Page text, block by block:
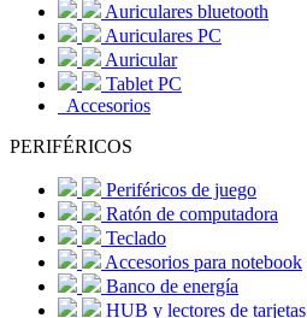
Auriculares bluetooth
Auriculares PC
Auricular
Tablet PC
Accesorios
PERIFÉRICOS
Periféricos de juego
Ratón de computadora
Teclado
Accesorios para notebook
Banco de energía
HUB y lectores de tarjetas